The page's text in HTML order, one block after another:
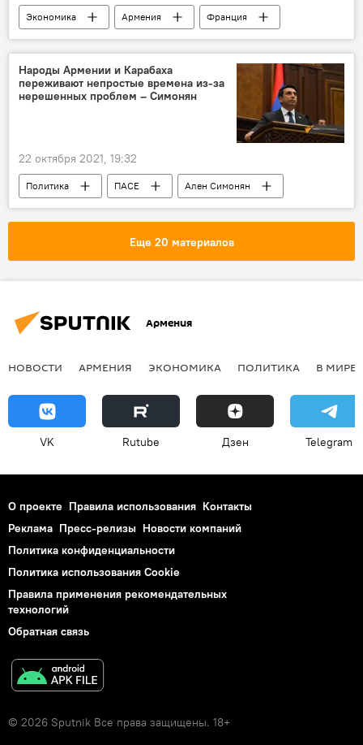
Экономика Армения
Франция
Новости Армения
Народы Армении и Карабаха
переживают непростые времена из-за
нерешенных проблем – Симонян
22 октября 2021, 19:32
Политика ПАСЕ
Ален Симонян
Новости Армения
Еще 20 материалов
Армения
НОВОСТИ АРМЕНИЯ ЭКОНОМИКА ПОЛИТИКА В МИРЕ
VK Rutube Дзен Telegram
О проекте Правила использования Контакты
Реклама Пресс-релизы Новости компаний
Политика конфиденциальности
Политика использования Cookie
Правила применения рекомендательных
технологий
Обратная связь
© 2026 Sputnik Все права защищены. 18+